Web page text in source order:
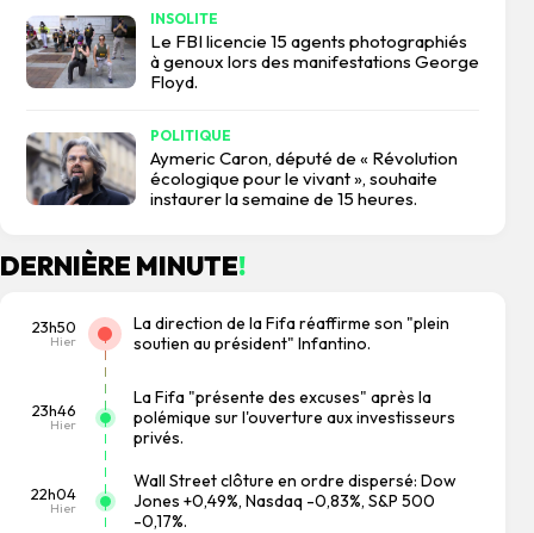
INSOLITE
Le FBI licencie 15 agents photographiés
à genoux lors des manifestations George
Floyd.
POLITIQUE
Aymeric Caron, député de « Révolution
écologique pour le vivant », souhaite
instaurer la semaine de 15 heures.
DERNIÈRE MINUTE!
23h50
Hier
La direction de la Fifa réaffirme son "plein
soutien au président" Infantino.
23h46
Hier
La Fifa "présente des excuses" après la
polémique sur l'ouverture aux investisseurs
privés.
22h04
Hier
Wall Street clôture en ordre dispersé: Dow
Jones +0,49%, Nasdaq -0,83%, S&P 500
-0,17%.